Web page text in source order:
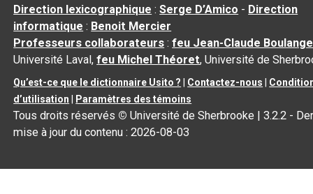
Direction lexicographique :Serge D’Amico - Direction
informatique : Benoit Mercier
Professeurs collaborateurs :feu Jean-Claude
Université Laval,feu Michel Théoret, Université de
Qu’est-ce que le dictionnaire Usito ? Contactez-nous
d’utilisation
Paramètres des témoins
Tous droits réservés © Université de Sherbrooke |3.2.2 -
mise à jour du contenu :2026-08-03